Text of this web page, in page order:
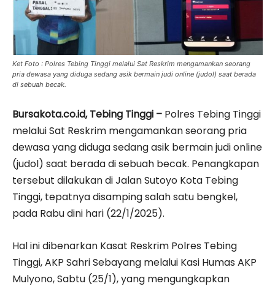
Ket Foto : Polres Tebing Tinggi melalui Sat Reskrim mengamankan seorang
pria dewasa yang diduga sedang asik bermain judi online (judol) saat berada
di sebuah becak.
Bursakota.co.id, Tebing Tinggi – Polres Tebing Tinggi
melalui Sat Reskrim mengamankan seorang pria
dewasa yang diduga sedang asik bermain judi online
(judol) saat berada di sebuah becak. Penangkapan
tersebut dilakukan di Jalan Sutoyo Kota Tebing
Tinggi, tepatnya disamping salah satu bengkel,
pada Rabu dini hari (22/1/2025).
Hal ini dibenarkan Kasat Reskrim Polres Tebing
Tinggi, AKP Sahri Sebayang melalui Kasi Humas AKP
Mulyono, Sabtu (25/1), yang mengungkapkan